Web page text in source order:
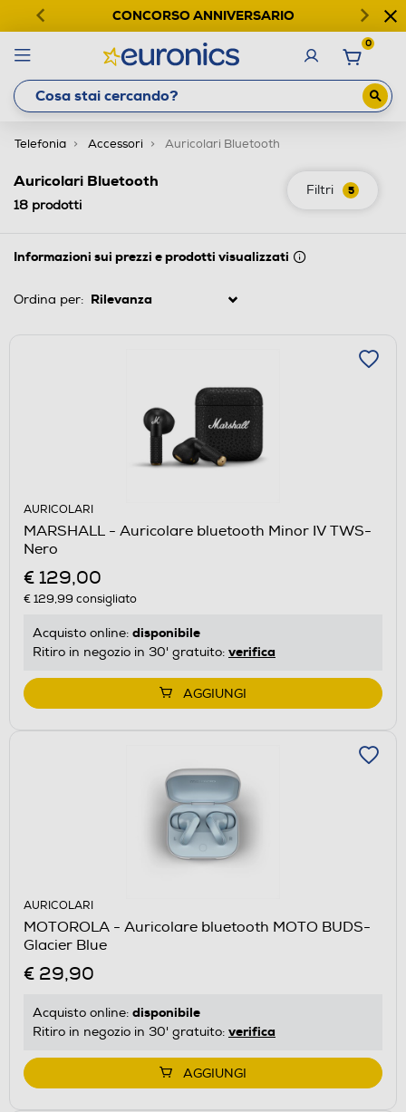
CONCORSO ANNIVERSARIO
0
Telefonia Accessori Auricolari Bluetooth
Filtri 5
Auricolari Bluetooth
18 prodotti
Informazioni sui prezzi e prodotti visualizzati
Ordina per:
AURICOLARI
MARSHALL - Auricolare bluetooth Minor IV TWS-
Nero
€ 129,00
€ 129,99 consigliato
Acquisto online: disponibile
Ritiro in negozio in 30' gratuito: verifica
AGGIUNGI
AURICOLARI
MOTOROLA - Auricolare bluetooth MOTO BUDS-
Glacier Blue
€ 29,90
Acquisto online: disponibile
Ritiro in negozio in 30' gratuito: verifica
AGGIUNGI